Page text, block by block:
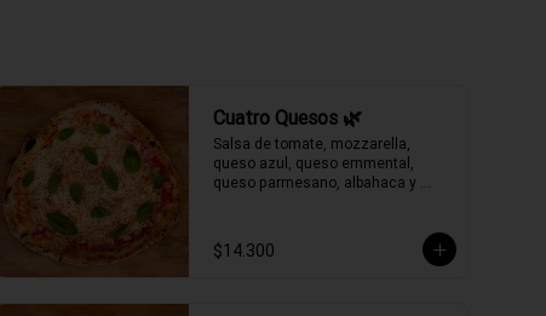
Cuatro Quesos 🌿
Salsa de tomate, mozzarella,
queso azul, queso emmental,
queso parmesano, albahaca y
$14.300